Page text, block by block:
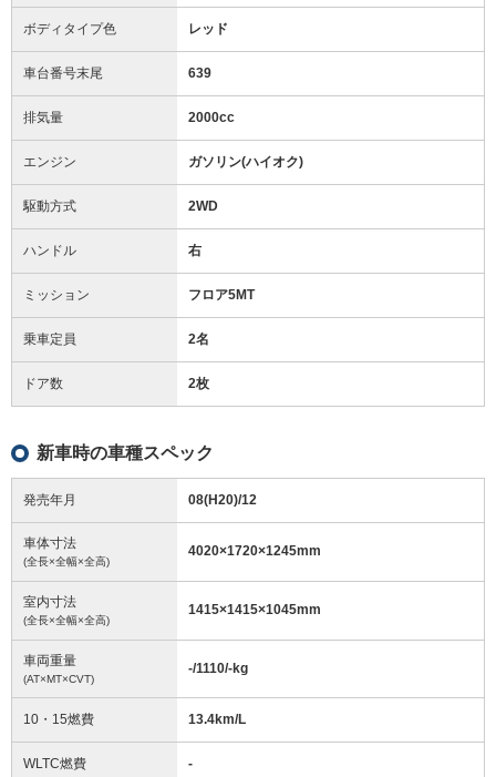
ボディタイプ色 レッド
車台番号末尾 639
排気量 2000cc
エンジン ガソリン(ハイオク)
駆動方式 2WD
ハンドル 右
ミッション フロア5MT
乗車定員 2名
ドア数 2枚
新車時の車種スペック
発売年月 08(H20)/12
車体寸法
(全長×全幅×全高)
4020×1720×1245mm
室内寸法
(全長×全幅×全高)
1415×1415×1045mm
車両重量
(AT×MT×CVT)
-/1110/-kg
10・15燃費 13.4km/L
WLTC燃費 -